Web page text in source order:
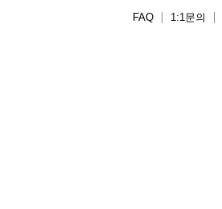
FAQ 1:1문의